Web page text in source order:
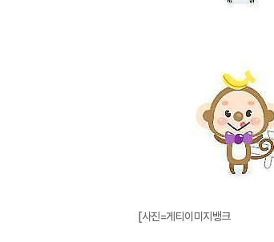
[사진=게티이미지뱅크